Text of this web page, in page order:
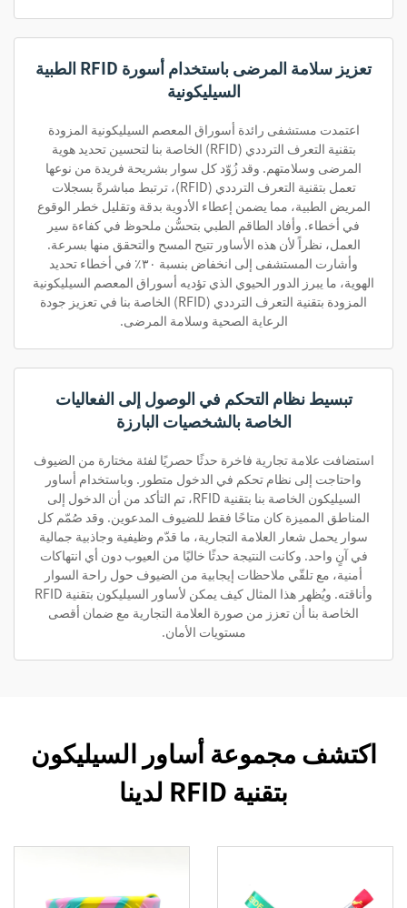
تعزيز سلامة المرضى باستخدام أسورة RFID الطبية
السيليكونية
اعتمدت مستشفى رائدة أسوراق المعصم السيليكونية المزودة
بتقنية التعرف الترددي (RFID) الخاصة بنا لتحسين تحديد هوية
المرضى وسلامتهم. وقد زُوّد كل سوار بشريحة فريدة من نوعها
تعمل بتقنية التعرف الترددي (RFID)، ترتبط مباشرةً بسجلات
المريض الطبية، مما يضمن إعطاء الأدوية بدقة وتقليل خطر الوقوع
في أخطاء. وأفاد الطاقم الطبي بتحسُّن ملحوظ في كفاءة سير
العمل، نظراً لأن هذه الأساور تتيح المسح والتحقق منها بسرعة.
وأشارت المستشفى إلى انخفاض بنسبة ٣٠٪ في أخطاء تحديد
الهوية، ما يبرز الدور الحيوي الذي تؤديه أسوراق المعصم السيليكونية
المزودة بتقنية التعرف الترددي (RFID) الخاصة بنا في تعزيز جودة
الرعاية الصحية وسلامة المرضى.
تبسيط نظام التحكم في الوصول إلى الفعاليات
الخاصة بالشخصيات البارزة
استضافت علامة تجارية فاخرة حدثًا حصريًا لفئة مختارة من الضيوف
واحتاجت إلى نظام تحكم في الدخول متطور. وباستخدام أساور
السيليكون الخاصة بنا بتقنية RFID، تم التأكد من أن الدخول إلى
المناطق المميزة كان متاحًا فقط للضيوف المدعوين. وقد صُمّم كل
سوار يحمل شعار العلامة التجارية، ما قدّم وظيفية وجاذبية جمالية
في آنٍ واحد. وكانت النتيجة حدثًا خاليًا من العيوب دون أي انتهاكات
أمنية، مع تلقّي ملاحظات إيجابية من الضيوف حول راحة السوار
وأناقته. ويُظهر هذا المثال كيف يمكن لأساور السيليكون بتقنية RFID
الخاصة بنا أن تعزز من صورة العلامة التجارية مع ضمان أقصى
مستويات الأمان.
اكتشف مجموعة أساور السيليكون
بتقنية RFID لدينا